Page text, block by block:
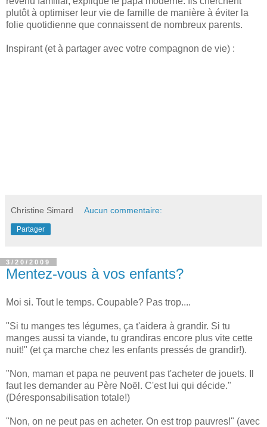
plutôt à optimiser leur vie de famille de manière à éviter la
folie quotidienne que connaissent de nombreux parents.
Inspirant (et à partager avec votre compagnon de vie) :
Christine Simard Aucun commentaire:
Partager
3/20/2009
Mentez-vous à vos enfants?
Moi si. Tout le temps. Coupable? Pas trop....
"Si tu manges tes légumes, ça t'aidera à grandir. Si tu
manges aussi ta viande, tu grandiras encore plus vite cette
nuit!" (et ça marche chez les enfants pressés de grandir!).
"Non, maman et papa ne peuvent pas t'acheter de jouets. Il
faut les demander au Père Noël. C'est lui qui décide."
(Déresponsabilisation totale!)
"Non, on ne peut pas en acheter. On est trop pauvres!" (avec